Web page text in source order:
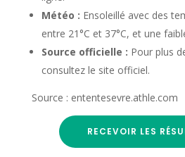
Météo : Ensoleillé avec des
entre 21°C et 37°C, et une
Source officielle : Pour plus
consultez le site officiel.
Source : ententesevre.athle.com
RECEVOIR LES